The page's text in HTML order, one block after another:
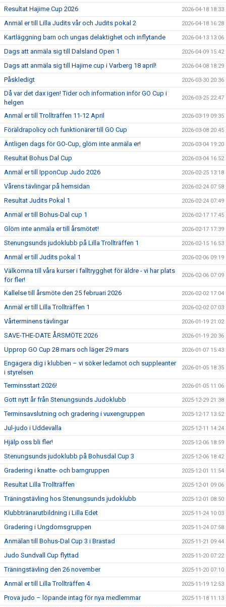
Resultat Hajime Cup 2026 2026-04-18 18:33
Anmäl er till Lilla Judits vår och Judits pokal 2 2026-04-18 16:28
Kartläggning barn och ungas delaktighet och inflytande 2026-04-13 13:06
Dags att anmäla sig till Dalsland Open 1 2026-04-09 15:42
Dags att anmäla sig till Hajime cup i Varberg 18 april! 2026-04-08 18:29
Påskledigt 2026-03-30 20:36
Då var det dax igen! Tider och information inför GO Cup i
helgen
2026-03-25 22:47
Anmäl er till Trollträffen 11-12 April 2026-03-19 09:35
Föräldrapolicy och funktionärer till GO Cup 2026-03-08 20:45
Äntligen dags för GO-Cup, glöm inte anmäla er! 2026-03-04 19:20
Resultat Bohus Dal Cup 2026-03-04 16:52
Anmäl er till IpponCup Judo 2026 2026-02-25 13:18
Vårens tävlingar på hemsidan 2026-02-24 07:58
Resultat Judits Pokal 1 2026-02-24 07:49
Anmäl er till Bohus-Dal cup 1 2026-02-17 17:45
Glöm inte anmäla er till årsmötet! 2026-02-17 17:39
Stenungsunds judoklubb på Lilla Trollträffen 1 2026-02-15 16:53
Anmäl er till Judits pokal 1 2026-02-06 09:19
Välkomna till våra kurser i falltrygghet för äldre - vi har plats
för fler!
2026-02-06 07:09
Kallelse till årsmöte den 25 februari 2026 2026-02-02 17:04
Anmäl er till Lilla Trollträffen 1 2026-02-02 07:03
Vårterminens tävlingar 2026-01-19 21:02
SAVE-THE-DATE ÅRSMÖTE 2026 2026-01-19 20:36
Upprop GO Cup 28 mars och läger 29 mars 2026-01-07 15:43
Engagera dig i klubben – vi söker ledamot och suppleanter
i styrelsen
2026-01-05 18:35
Terminsstart 2026! 2026-01-05 11:06
Gott nytt år från Stenungsunds Judoklubb 2025-12-29 21:38
Terminsavslutning och gradering i vuxengruppen 2025-12-17 13:52
Jul-judo i Uddevalla 2025-12-11 14:24
Hjälp oss bli fler! 2025-12-06 18:59
Stenungsunds judoklubb på Bohusdal Cup 3 2025-12-06 18:42
Gradering i knatte- och barngruppen 2025-12-01 11:54
Resultat Lilla Trollträffen 2025-12-01 09:06
Träningstävling hos Stenungsunds judoklubb 2025-12-01 08:50
Klubbtränarutbildning i Lilla Edet 2025-11-24 10:03
Gradering i Ungdomsgruppen 2025-11-24 07:58
Anmälan till Bohus-Dal Cup 3 i Brastad 2025-11-21 09:44
Judo Sundvall Cup flyttad 2025-11-20 07:22
Träningstävling den 26 november 2025-11-20 07:10
Anmäl er till Lilla Trollträffen 4 2025-11-19 12:53
Prova judo – löpande intag för nya medlemmar 2025-11-18 11:13